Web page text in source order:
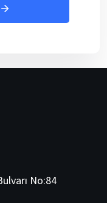
No:84